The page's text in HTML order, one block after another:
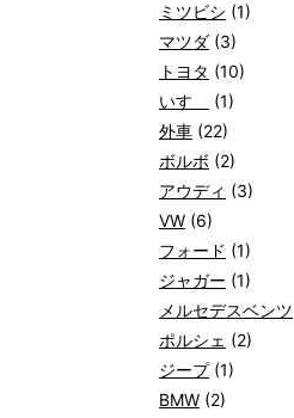
ミツビシ (1)
マツダ (3)
トヨタ (10)
いすゞ
(1)
外車 (22)
ボルボ (2)
アウディ (3)
VW (6)
フォード (1)
ジャガー (1)
メルセデスベンツ
ポルシェ (2)
ジープ(1)
BMW (2)